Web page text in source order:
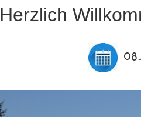
Herzlich